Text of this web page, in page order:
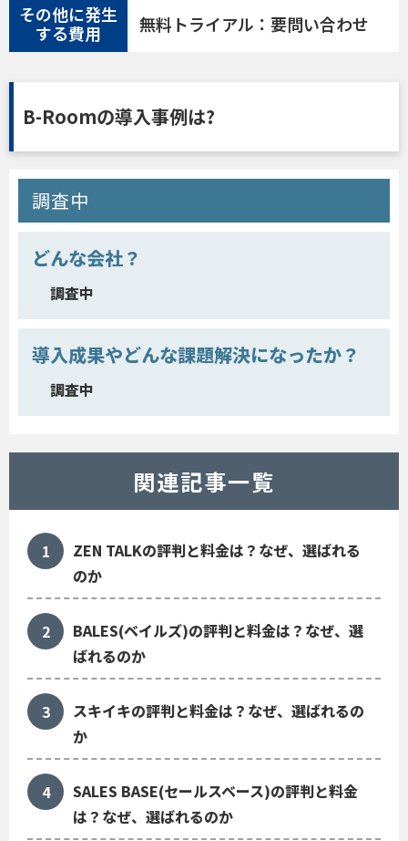
その他に発生
する費用
無料トライアル：要問い合わせ
B-Roomの導入事例は?
調査中
どんな会社？
調査中
導入成果やどんな課題解決になったか？
調査中
関連記事一覧
ZEN TALKの評判と料金は？なぜ、選ばれる
のか
BALES(ベイルズ)の評判と料金は？なぜ、選
ばれるのか
スキイキの評判と料金は？なぜ、選ばれるの
か
SALES BASE(セールスベース)の評判と料金
は？なぜ、選ばれるのか